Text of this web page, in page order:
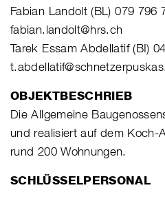
Fabian Landolt (BL) 079 796
fabian.landolt@hrs.ch
Tarek Essam Abdellatif (BI)
OBJEKTBESCHRIEB
Die Allgemeine
und realisiert auf dem Koch-
rund 200 Wohnungen.
SCHLÜSSELPERSONAL